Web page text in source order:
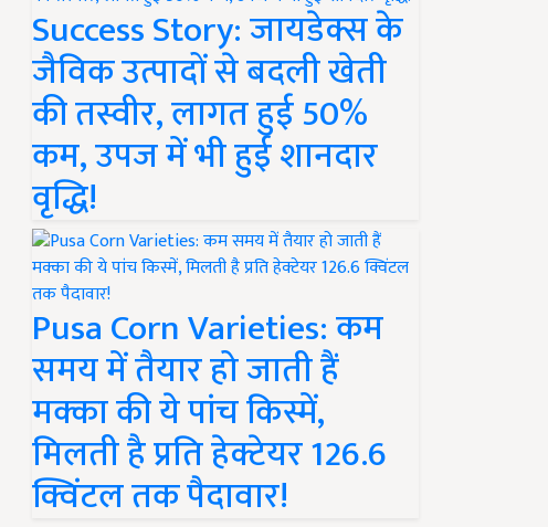
Success Story: जायडेक्स के
जैविक उत्पादों से बदली खेती
की तस्वीर, लागत हुई 50%
कम, उपज में भी हुई शानदार
वृद्धि!
Pusa Corn Varieties: कम
समय में तैयार हो जाती हैं
मक्का की ये पांच किस्में,
मिलती है प्रति हेक्टेयर 126.6
क्विंटल तक पैदावार!